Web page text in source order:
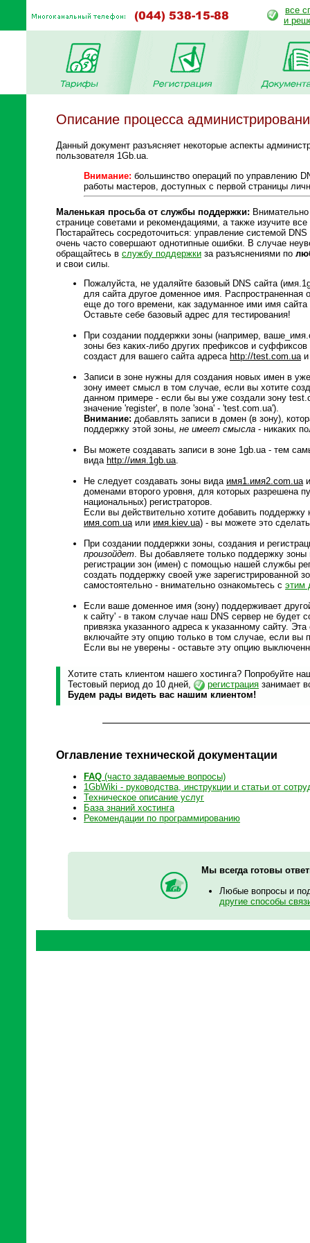
все
и
Описание процесса
Данный документ разъясняет некоторые аспекты
пользователя 1Gb.ua.
Внимание: большинство операций по управлению
работы мастеров, доступных с первой страницы
Маленькая просьба от службы поддержки:
странице советами и рекомендациями, а также изучите
Постарайтесь сосредоточиться: управление системой
очень часто совершают однотипные ошибки. В случае
обращайтесь в службу поддержки за разъяснениями по
и свои силы.
Пожалуйста, не удаляйте базовый DNS сайта
для сайта другое доменное имя. Распространенная
еще до того времени, как задуманное ими имя
Оставьте себе базовый адрес для тестирования!
При создании поддержки зоны (например,
зоны без каких-либо других префиксов и
создаст для вашего сайта адреса http://test.com.ua
Записи в зоне нужны для создания новых имен в
зону имеет смысл в том случае, если вы хотите
данном примере - если бы вы уже создали зону
значение 'register', в поле 'зона' - 'test.com.ua').
Внимание: добавлять записи в домен (в зону),
поддержку этой зоны, не имеет смысла - никаких
Вы можете создавать записи в зоне 1gb.ua - тем
вида http://имя.1gb.ua.
Не следует создавать зоны вида имя1.имя2.com.ua
доменами второго уровня, для которых разрешена
национальных) регистраторов.
Если вы действительно хотите добавить
имя.com.uaили имя.kiev.ua) - вы можете это
При создании поддержки зоны, создания и
произойдет. Вы добавляете только поддержку
регистрации зон (имен) с помощью нашей службы
создать поддержку своей уже зарегистрированной
самостоятельно - внимательно ознакомьтесь с этим
Если ваше доменное имя (зону) поддерживает
к сайту' - в таком случае наш DNS сервер не будет
привязка указанного адреса к указанному сайту.
включайте эту опцию только в том случае, если вы
Если вы не уверены - оставьте эту опцию
Хотите стать клиентом нашего хостинга? Попробуйте
Тестовый период до 10 дней,
регистрация занимает
Будем рады видеть вас нашим клиентом!
Оглавление технической документации
FAQ (часто задаваемые вопросы)
1GbWiki - руководства, инструкции и статьи от
Техническое описание услуг
База знаний хостинга
Рекомендации по программированию
Мы всегда готовы
Любые вопросы и
другие способы